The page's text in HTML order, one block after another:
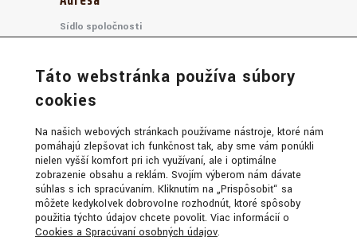
Sídlo spoločnosti
RUGOS, s.r.o.,
917 01, Trnava
Táto webstránka používa súbory
cookies
Na našich webových stránkach používame nástroje, ktoré nám
pomáhajú zlepšovať ich funkčnosť tak, aby sme vám ponúkli
nielen vyšší komfort pri ich využívaní, ale i optimálne
zobrazenie obsahu a reklám. Svojím výberom nám dávate
súhlas s ich spracúvaním. Kliknutím na „Prispôsobiť“ sa
môžete kedykoľvek dobrovoľne rozhodnúť, ktoré spôsoby
použitia týchto údajov chcete povoliť. Viac informácií o
Cookies a Spracúvaní osobných údajov.